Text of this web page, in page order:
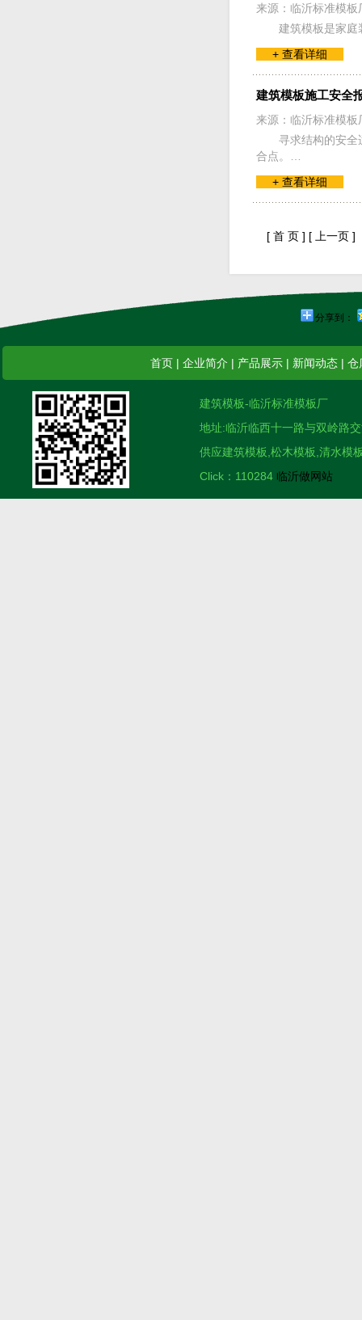
来源：临沂标准模
建筑模板是家
+ 查看详细
建筑模板施工安全
来源：临沂标准模
寻求结构的安全
合点。…
+ 查看详细
[ 首 页 ] [ 上一页 ]
分享到：
首页 | 企业简介 | 产品展示 | 新闻动态 | 仓
建筑模板-临沂标准模板厂
地址:临沂临西十一路与双岭路
供应建筑模板,松木模板,清水模
Click：110284 临沂做网站